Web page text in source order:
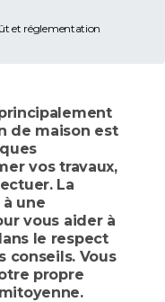
et réglementation
de maison est
vos travaux,
La
une
vous aider à
le respect
conseils. Vous
propre